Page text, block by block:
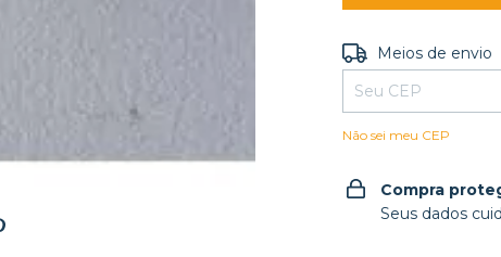
Entregas para o CEP:
Meios de envio
Não sei meu CEP
Compra
Seus dados